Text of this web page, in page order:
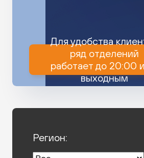
Для удобства
ряд отделений
работает до 20:00
выходным
Регион: